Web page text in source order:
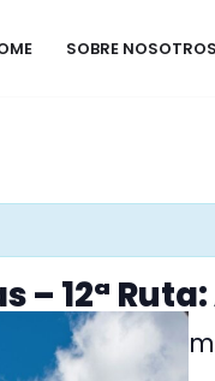
SOBRE NOSOTROS
– 12ª